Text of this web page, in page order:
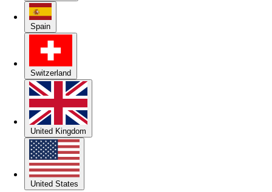
Spain
Switzerland
United Kingdom
United States